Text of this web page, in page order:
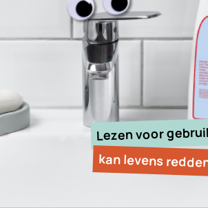
Lezen voor
kan levens